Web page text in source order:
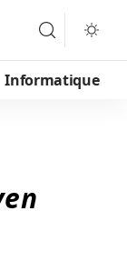
Informatique